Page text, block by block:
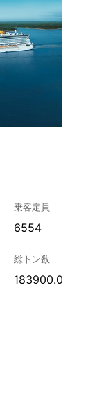
乗客定員
6554
総トン数
183900.0